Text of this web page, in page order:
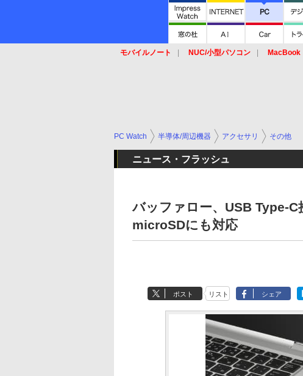
モバイルノート NUC/小型パソコン MacBook
PC Watch 半導体/周辺機器 アクセサリ その他
ニュース・フラッシュ
バッファロー、USB Type-C
microSDにも対応
ポスト リスト シェア